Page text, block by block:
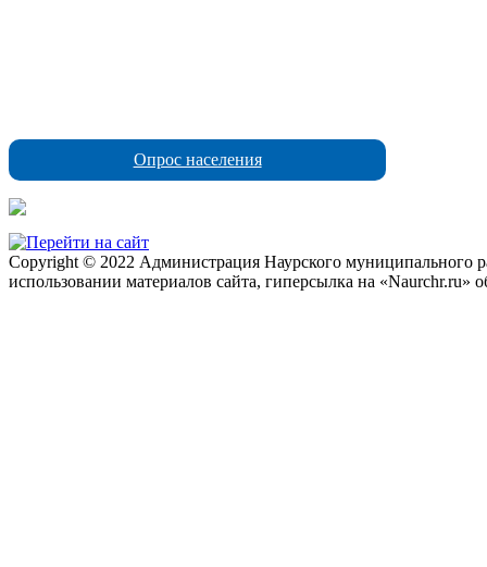
Опрос населения
Copyright © 2022 Администрация Наурского муниципального
использовании материалов сайта, гиперсылка на «Naurchr.ru»